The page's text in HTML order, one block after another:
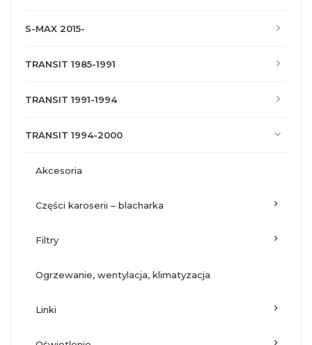
S-MAX 2015-
TRANSIT 1985-1991
TRANSIT 1991-1994
TRANSIT 1994-2000
akcesoria
części karoserii – blacharka
filtry
ogrzewanie, wentylacja, klimatyzacja
linki